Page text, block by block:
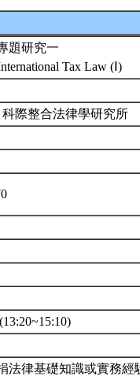
題研究一
Tax Law (Ⅰ)
際整合法律學研究所
法律基礎知識或實務經